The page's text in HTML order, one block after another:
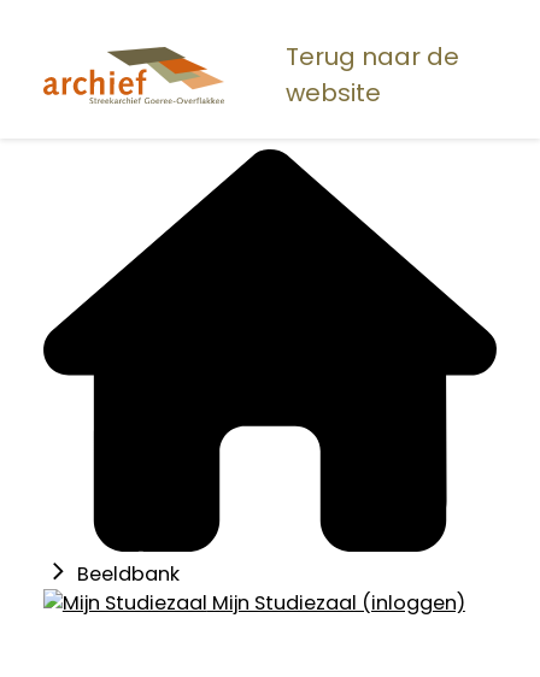
naar
Terug naar de
website
Beeldbank
Mijn Studiezaal (inloggen)